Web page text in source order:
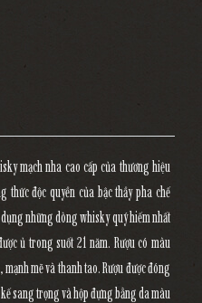
mạch nha cao cấp của thương hiệu
thức độc quyền của bậc thầy pha chế
những dòng whisky quý hiếm nhất
ủ trong suốt 21 năm. Rượu có màu
mẽ và thanh tao. Rượu được đóng
sang trọng và hộp đựng bằng da màu